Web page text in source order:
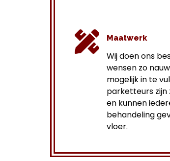
Maatwerk
Wij doen ons
wensen zo
mogelijk in te
parketteurs
en kunnen
behandeling
vloer.